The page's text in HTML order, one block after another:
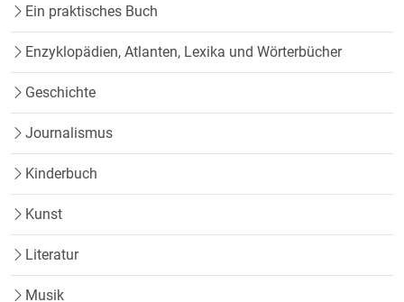
Ein praktisches Buch
Enzyklopädien, Atlanten, Lexika und Wörterbücher
Geschichte
Journalismus
Kinderbuch
Kunst
Literatur
Musik